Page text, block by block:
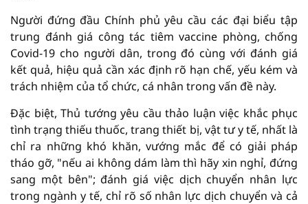
Người đứng đầu Chính phủ yêu cầu các đại biểu tập
trung đánh giá công tác tiêm vaccine phòng, chống
Covid-19 cho người dân, trong đó cùng với đánh giá
kết quả, hiệu quả cần xác định rõ hạn chế, yếu kém và
trách nhiệm của tổ chức, cá nhân trong vấn đề này.
Đặc biệt, Thủ tướng yêu cầu thảo luận việc khắc phục
tình trạng thiếu thuốc, trang thiết bị, vật tư y tế, nhất là
chỉ ra những khó khăn, vướng mắc để có giải pháp
tháo gỡ, "nếu ai không dám làm thì hãy xin nghỉ, đứng
sang một bên"; đánh giá việc dịch chuyển nhân lực
trong ngành y tế, chỉ rõ số nhân lực dịch chuyển và cả